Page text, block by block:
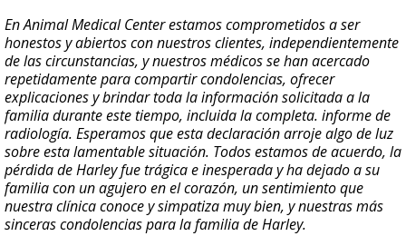
En Animal Medical Center estamos comprometidos a ser
honestos y abiertos con nuestros clientes, independientemente
de las circunstancias, y nuestros médicos se han acercado
repetidamente para compartir condolencias, ofrecer
explicaciones y brindar toda la información solicitada a la
familia durante este tiempo, incluida la completa. informe de
radiología. Esperamos que esta declaración arroje algo de luz
sobre esta lamentable situación. Todos estamos de acuerdo, la
pérdida de Harley fue trágica e inesperada y ha dejado a su
familia con un agujero en el corazón, un sentimiento que
nuestra clínica conoce y simpatiza muy bien, y nuestras más
sinceras condolencias para la familia de Harley.